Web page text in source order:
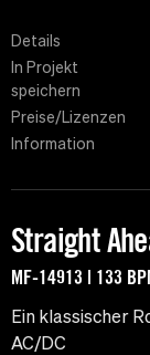
Details
In Projekt
speichern
Preise/Lizenzen
Information
Straight
MF-14913 | 133
Ein klassischer
AC/DC